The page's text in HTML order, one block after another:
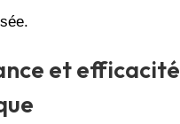
et efficacité